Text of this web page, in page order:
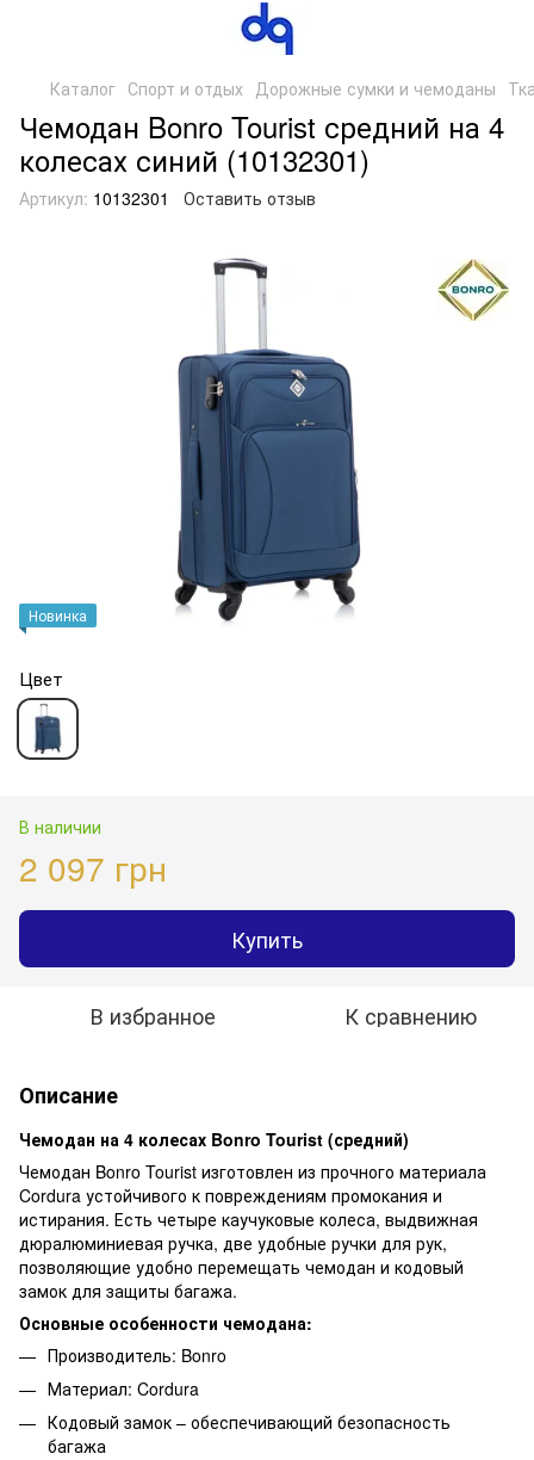
Каталог Спорт и отдых Дорожные сумки и чемоданы
Чемодан Bonro Tourist средний на 4
колесах синий (10132301)
Артикул: 10132301 Оставить отзыв
Новинка
Цвет
В наличии
2 097 грн
Купить
В избранное К сравнению
Описание
Чемодан на 4 колесах Bonro Tourist (средний)
Чемодан Bonro Tourist изготовлен из прочного материала
Cordura устойчивого к повреждениям промокания и
истирания. Есть четыре каучуковые колеса, выдвижная
дюралюминиевая ручка, две удобные ручки для рук,
позволяющие удобно перемещать чемодан и кодовый
замок для защиты багажа.
Основные особенности чемодана:
Производитель: Bonro
Материал: Cordura
Кодовый замок – обеспечивающий безопасность
багажа